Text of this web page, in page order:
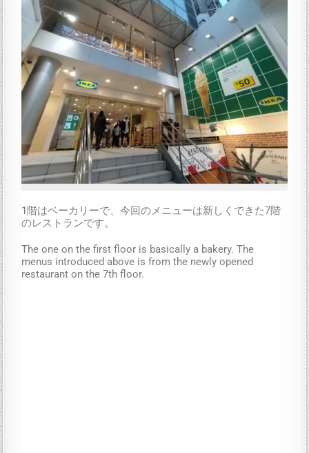
1階はベーカリーで、今回のメニューは新しくできた7階
のレストランです。
The one on the first floor is basically a bakery. The
menus introduced above is from the newly opened
restaurant on the 7th floor.